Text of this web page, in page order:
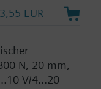
EUR
N, 20 mm,
V/4...20